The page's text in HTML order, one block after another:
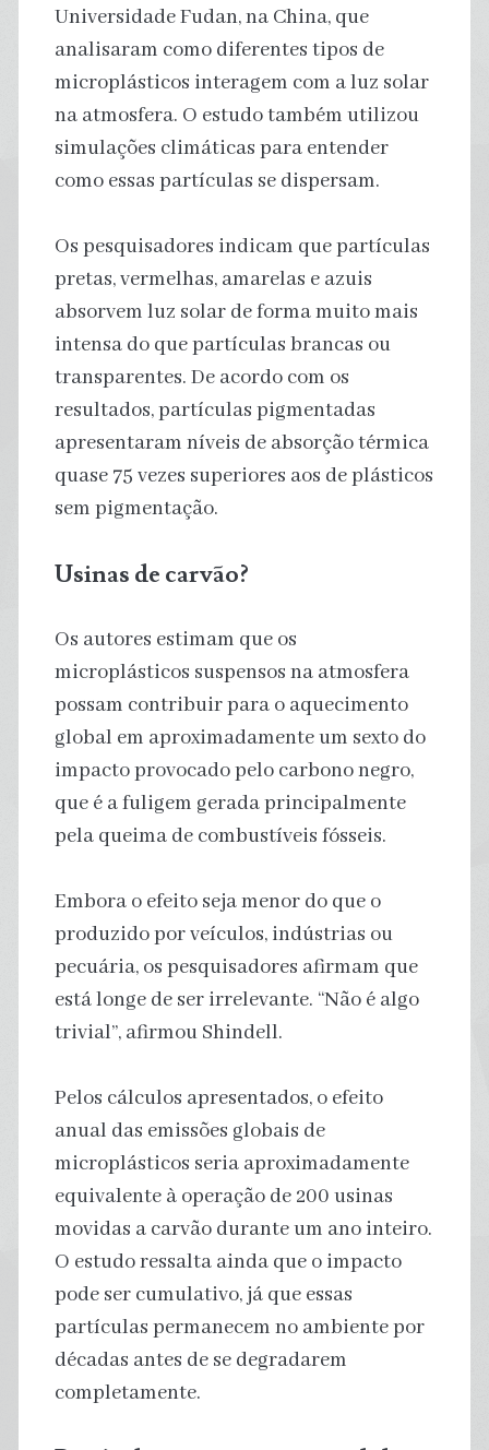
Universidade Fudan, na China, que
analisaram como diferentes tipos de
microplásticos interagem com a luz solar
na atmosfera. O estudo também utilizou
simulações climáticas para entender
como essas partículas se dispersam.
Os pesquisadores indicam que partículas
pretas, vermelhas, amarelas e azuis
absorvem luz solar de forma muito mais
intensa do que partículas brancas ou
transparentes. De acordo com os
resultados, partículas pigmentadas
apresentaram níveis de absorção térmica
quase 75 vezes superiores aos de plásticos
sem pigmentação.
Usinas de carvão?
Os autores estimam que os
microplásticos suspensos na atmosfera
possam contribuir para o aquecimento
global em aproximadamente um sexto do
impacto provocado pelo carbono negro,
que é a fuligem gerada principalmente
pela queima de combustíveis fósseis.
Embora o efeito seja menor do que o
produzido por veículos, indústrias ou
pecuária, os pesquisadores afirmam que
está longe de ser irrelevante. “Não é algo
trivial”, afirmou Shindell.
Pelos cálculos apresentados, o efeito
anual das emissões globais de
microplásticos seria aproximadamente
equivalente à operação de 200 usinas
movidas a carvão durante um ano inteiro.
O estudo ressalta ainda que o impacto
pode ser cumulativo, já que essas
partículas permanecem no ambiente por
décadas antes de se degradarem
completamente.